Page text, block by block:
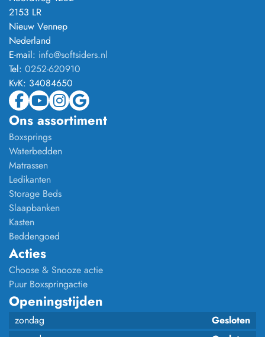
2153 LR
Nieuw Vennep
Nederland
E-mail: info@softsiders.nl
Tel: 0252-620910
KvK: 34084650
Ons assortiment
Boxsprings
Waterbedden
Matrassen
Ledikanten
Storage Beds
Slaapbanken
Kasten
Beddengoed
Acties
Choose & Snooze actie
Puur Boxspringactie
Openingstijden
zondag
Gesloten